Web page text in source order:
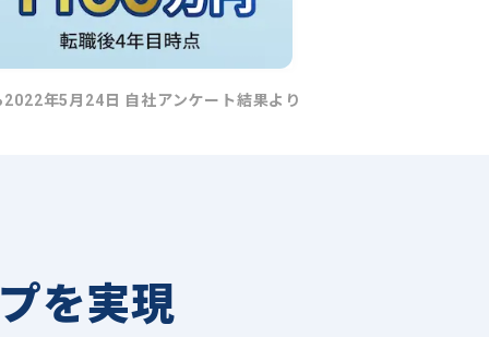
年5月24日 自社アンケート結果より
を実現